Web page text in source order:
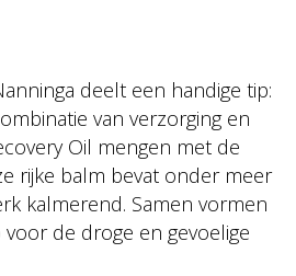
deelt een handige tip:
van verzorging en
Oil mengen met de
rijke balm bevat onder meer
kalmerend. Samen vormen
de droge en gevoelige